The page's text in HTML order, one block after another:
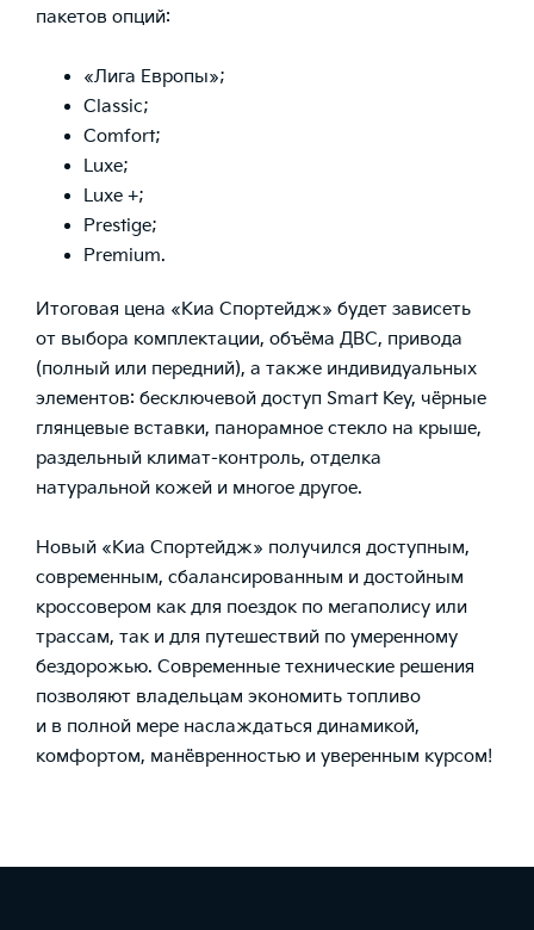
пакетов опций:
«Лига Европы»;
Classic;
Comfort;
Luxe;
Luxe +;
Prestige;
Premium.
Итоговая цена «Киа Спортейдж» будет зависеть
от выбора комплектации, объёма ДВС, привода
(полный или передний), а также индивидуальных
элементов: бесключевой доступ Smart Key, чёрные
глянцевые вставки, панорамное стекло на крыше,
раздельный климат-контроль, отделка
натуральной кожей и многое другое.
Новый «Киа Спортейдж» получился доступным,
современным, сбалансированным и достойным
кроссовером как для поездок по мегаполису или
трассам, так и для путешествий по умеренному
бездорожью. Современные технические решения
позволяют владельцам экономить топливо
и в полной мере наслаждаться динамикой,
комфортом, манёвренностью и уверенным курсом!